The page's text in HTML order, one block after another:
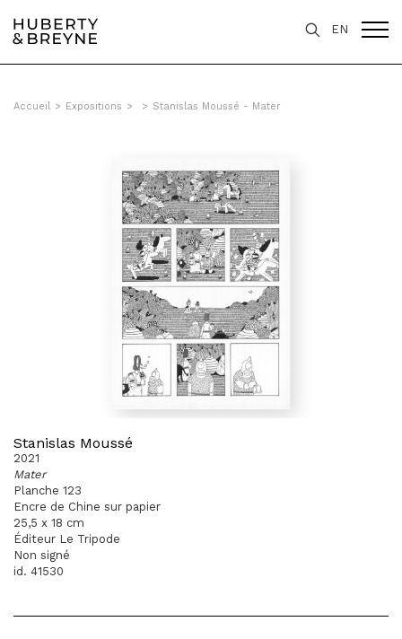
EN
Accueil > Expositions > > Stanislas Moussé - Mater
Stanislas Moussé
2021
Mater
Planche 123
Encre de Chine sur papier
25,5 x 18 cm
Éditeur Le Tripode
Non signé
id. 41530